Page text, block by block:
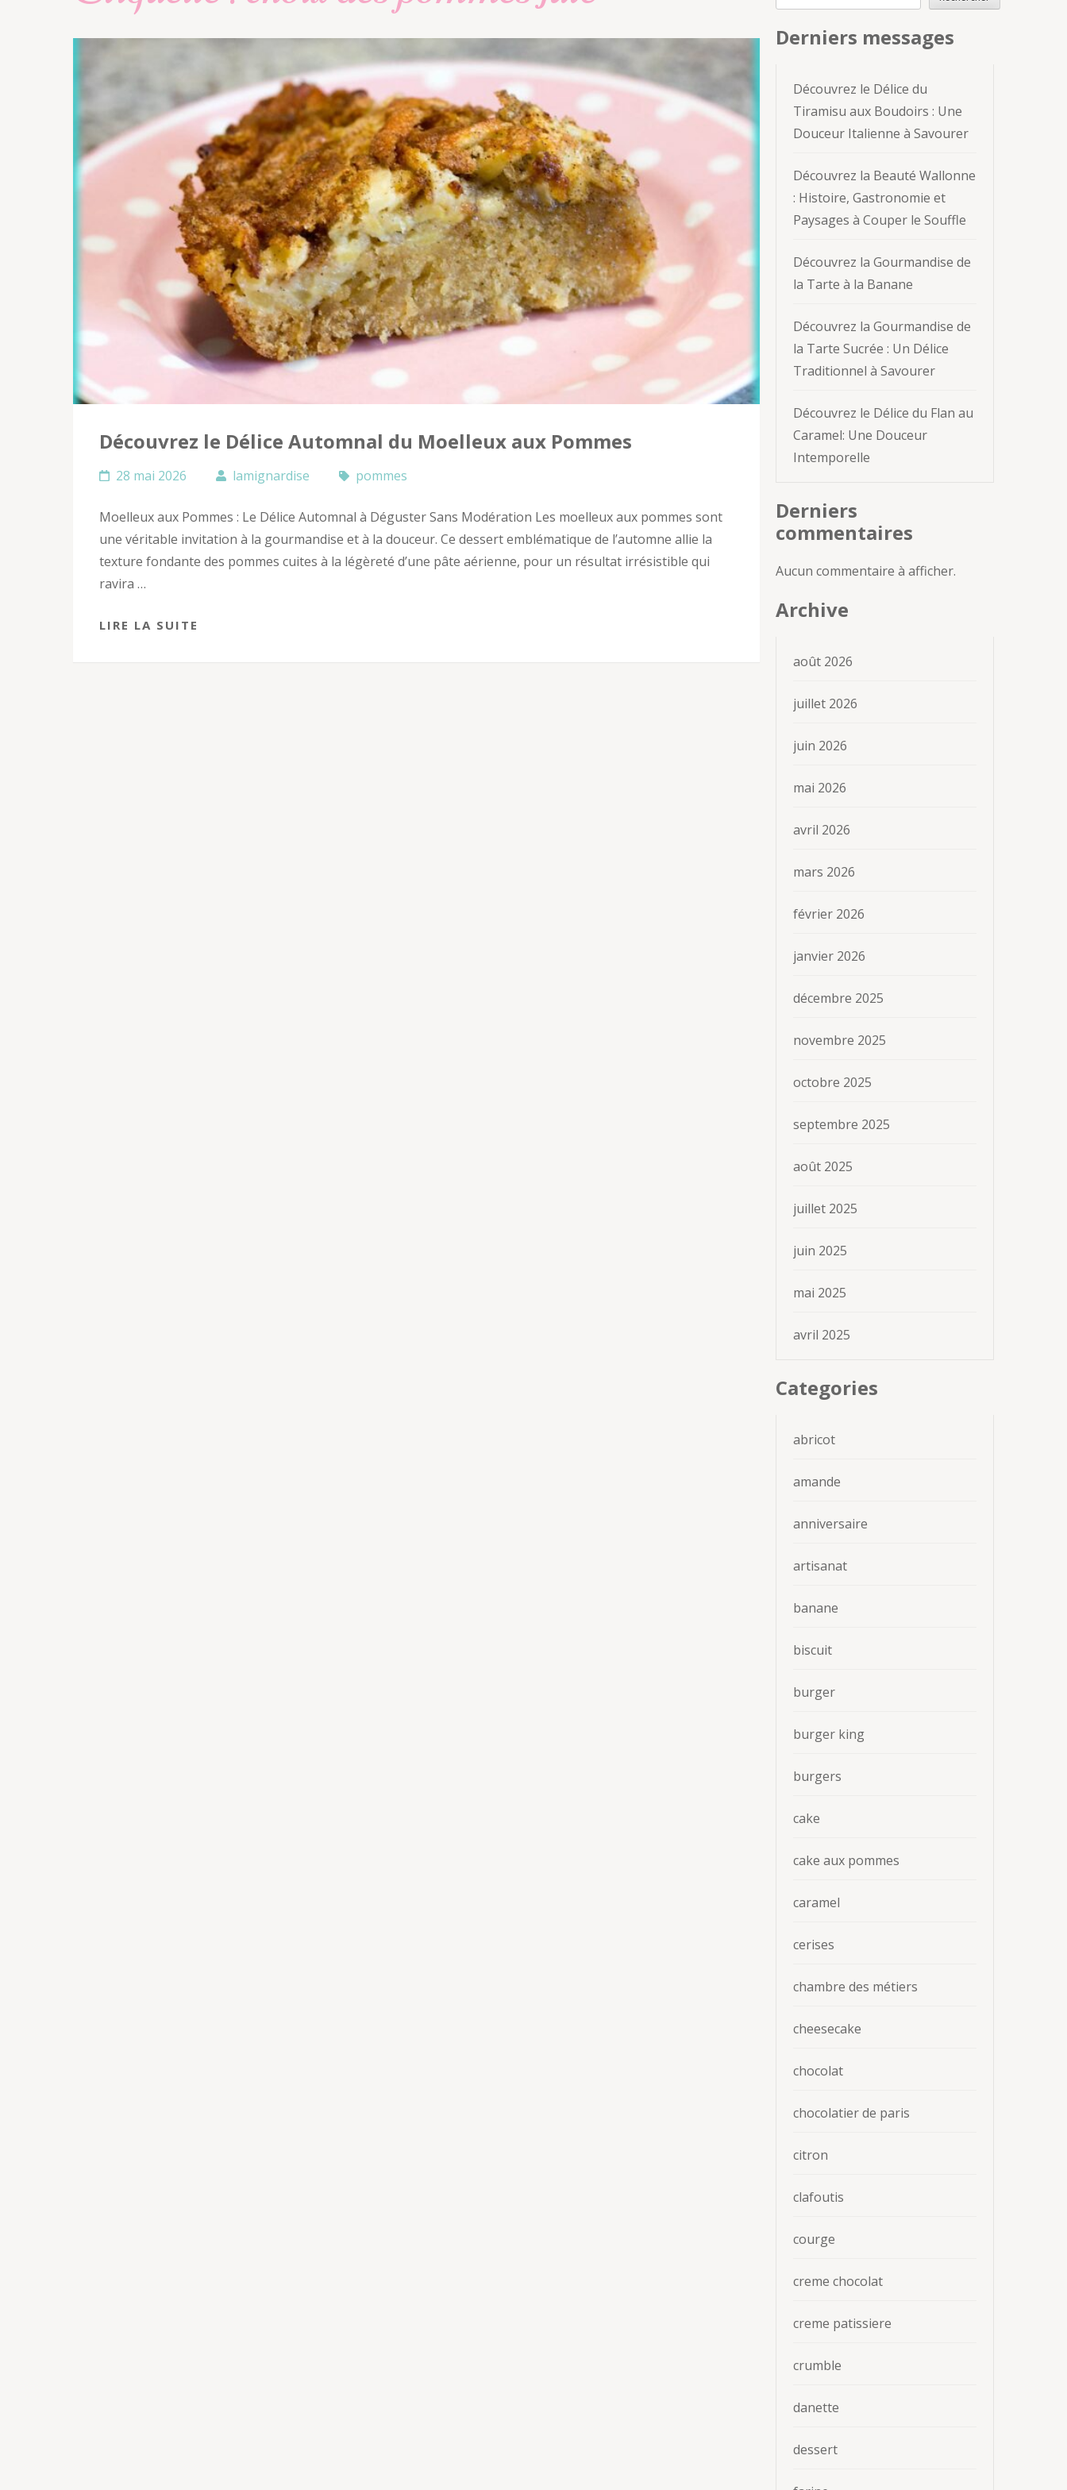
Découvrez le Délice Automnal du Moelleux aux Pommes
28 mai 2026 lamignardise pommes
Moelleux aux Pommes : Le Délice Automnal à Déguster Sans Modération Les moelleux aux pommes sont
une véritable invitation à la gourmandise et à la douceur. Ce dessert emblématique de l’automne allie la
texture fondante des pommes cuites à la légèreté d’une pâte aérienne, pour un résultat irrésistible qui
ravira …
LIRE LA SUITE
Derniers messages
Découvrez le Délice du
Tiramisu aux Boudoirs : Une
Douceur Italienne à Savourer
Découvrez la Beauté Wallonne
: Histoire, Gastronomie et
Paysages à Couper le Souffle
Découvrez la Gourmandise de
la Tarte à la Banane
Découvrez la Gourmandise de
la Tarte Sucrée : Un Délice
Traditionnel à Savourer
Découvrez le Délice du Flan au
Caramel: Une Douceur
Intemporelle
Derniers
commentaires
Aucun commentaire à afficher.
Archive
août 2026
juillet 2026
juin 2026
mai 2026
avril 2026
mars 2026
février 2026
janvier 2026
décembre 2025
novembre 2025
octobre 2025
septembre 2025
août 2025
juillet 2025
juin 2025
mai 2025
avril 2025
Categories
abricot
amande
anniversaire
artisanat
banane
biscuit
burger
burger king
burgers
cake
cake aux pommes
caramel
cerises
chambre des métiers
cheesecake
chocolat
chocolatier de paris
citron
clafoutis
courge
creme chocolat
creme patissiere
crumble
danette
dessert